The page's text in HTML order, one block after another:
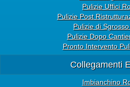
Pulizie Uffici
Pulizie Post
Pulizie di
Pulizie Dopo
Pronto Intervento
Collegamenti
Imbianchino